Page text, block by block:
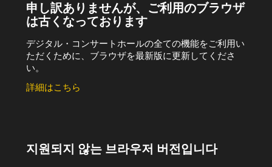
申し訳ありませんが、ご利用のブラウザ
は古くなっております
デジタル・コンサートホールの全ての機能をご利用い
ただくために、ブラウザを最新版に更新してくださ
い。
詳細はこちら
지원되지 않는 브라우저 버전입니다